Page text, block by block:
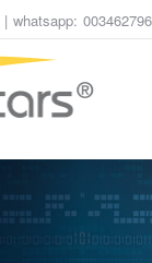
| whatsapp: